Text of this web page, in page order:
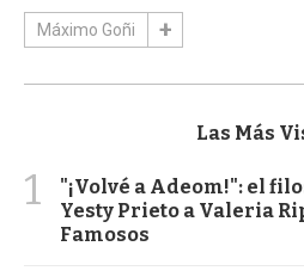
Máximo Goñi
Las Más
1
"¡Volvé a Adeom!": el
Yesty Prieto a Valeria
Famosos